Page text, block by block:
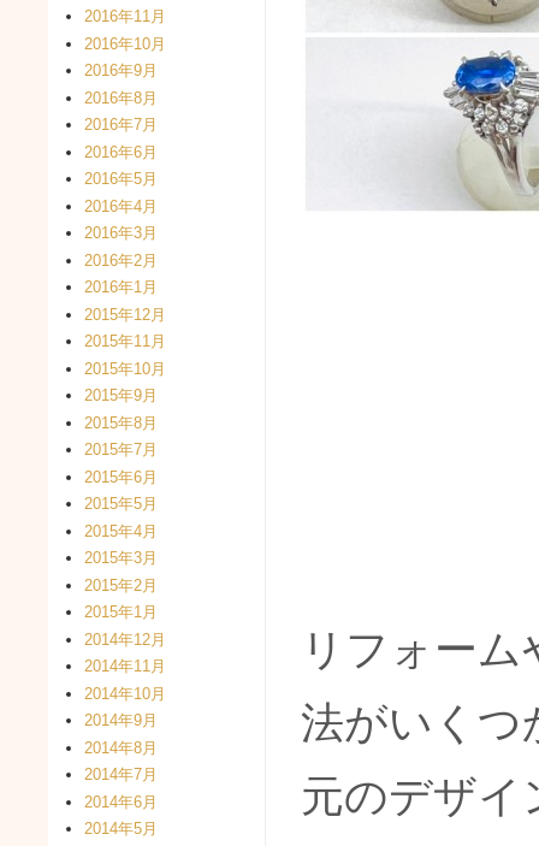
リフォー
法がいくつ
元のデザイ
2016年11月
2016年10月
2016年9月
2016年8月
2016年7月
2016年6月
2016年5月
2016年4月
2016年3月
2016年2月
2016年1月
2015年12月
2015年11月
2015年10月
2015年9月
2015年8月
2015年7月
2015年6月
2015年5月
2015年4月
2015年3月
2015年2月
2015年1月
2014年12月
2014年11月
2014年10月
2014年9月
2014年8月
2014年7月
2014年6月
2014年5月